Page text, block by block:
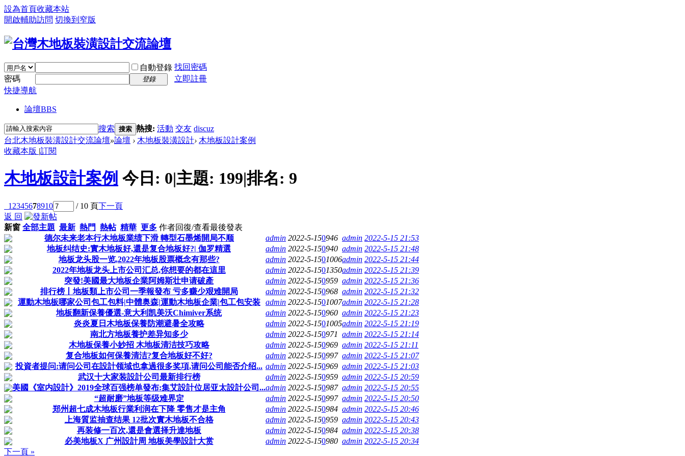
設為首頁收藏本站
開啟輔助訪問 切換到窄版
自動登錄 找回密碼
密碼
登錄
立即註冊
快捷導航
論壇BBS
搜索 搜索 熱搜: 活動 交友 discuz
台北木地板裝潢設計交流論壇»論壇 › 木地板裝潢設計› 木地板設計案例
收藏本版 |訂閱
木地板設計案例 今日: 0|主題: 199|排名: 9
1 2345678910 / 10 頁下一頁
返 回
新窗 全部主題 最新 熱門 熱帖 精華 更多 作者回復/查看最後發表
德尔未来老本行木地板業绩下滑 轉型石墨烯開局不顺
admin 2022-5-150946 admin 2022-5-15 21:53
地板纠结史:實木地板好,還是复合地板好?| 伽罗精選
admin 2022-5-150940 admin 2022-5-15 21:48
地板龙头股一览,2022年地板股票概念有那些?
admin 2022-5-1501006admin 2022-5-15 21:44
2022年地板龙头上市公司汇总,你想要的都在這里
admin 2022-5-1501350admin 2022-5-15 21:39
突發!美國最大地板企業阿姆斯壮申请破產
admin 2022-5-150959 admin 2022-5-15 21:36
排行榜丨地板類上市公司一季報發布 亏多赚少艰难開局
admin 2022-5-150968 admin 2022-5-15 21:32
運動木地板哪家公司包工包料|中體奥森|運動木地板企業|包工包安装
admin 2022-5-1501007admin 2022-5-15 21:28
地板翻新保養優選-意大利凯美沃Chimiver系统
admin 2022-5-150960 admin 2022-5-15 21:23
炎炎夏日木地板保養防潮避暑全攻略
admin 2022-5-1501005admin 2022-5-15 21:19
南北方地板養护差异知多少
admin 2022-5-150971 admin 2022-5-15 21:14
木地板保養小妙招 木地板清洁技巧攻略
admin 2022-5-150969 admin 2022-5-15 21:11
复合地板如何保養清洁?复合地板好不好?
admin 2022-5-150997 admin 2022-5-15 21:07
投資者提问:请问公司在設計领域也拿過很多奖項,请问公司能否介绍... admin 2022-5-150969 admin 2022-5-15 21:03
武汉十大家装設計公司最新排行榜
admin 2022-5-150959 admin 2022-5-15 20:59
美國《室内設計》2019全球百强榜单發布:集艾設計位居亚太設計公司...admin 2022-5-150987 admin 2022-5-15 20:55
“超耐磨”地板等级难界定
admin 2022-5-150997 admin 2022-5-15 20:50
郑州超七成木地板行業利润在下降 零售才是主角
admin 2022-5-150984 admin 2022-5-15 20:46
上海質监抽查结果 12批次實木地板不合格
admin 2022-5-150959 admin 2022-5-15 20:43
再装修一百次,還是會選择升達地板
admin 2022-5-150984 admin 2022-5-15 20:38
必美地板X 广州設計周 地板美學設計大赏
admin 2022-5-150980 admin 2022-5-15 20:34
下一頁 »